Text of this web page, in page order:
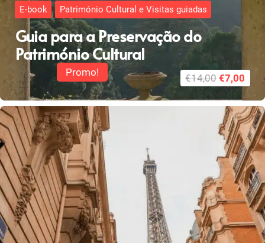
E-book Património Cultural e Visitas guiadas
Guia para a Preservação do
Património Cultural
Promo! €14,00 O
original
era:
€14,00.
€7,00
é: